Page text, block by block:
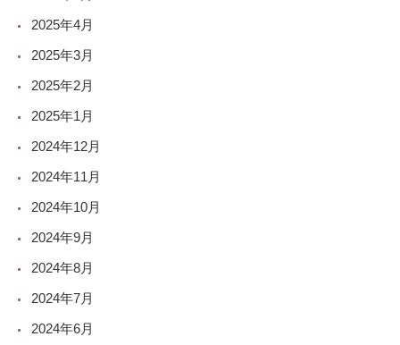
2025年4月
2025年3月
2025年2月
2025年1月
2024年12月
2024年11月
2024年10月
2024年9月
2024年8月
2024年7月
2024年6月